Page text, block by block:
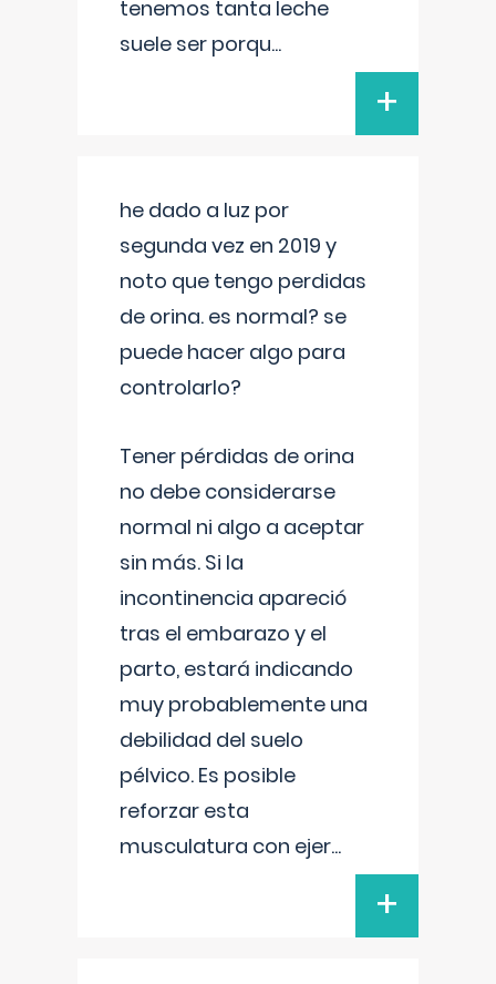
tenemos tanta leche
suele ser porqu...
+
he dado a luz por
segunda vez en 2019 y
noto que tengo perdidas
de orina. es normal? se
puede hacer algo para
controlarlo?
Tener pérdidas de orina
no debe considerarse
normal ni algo a aceptar
sin más. Si la
incontinencia apareció
tras el embarazo y el
parto, estará indicando
muy probablemente una
debilidad del suelo
pélvico. Es posible
reforzar esta
musculatura con ejer...
+